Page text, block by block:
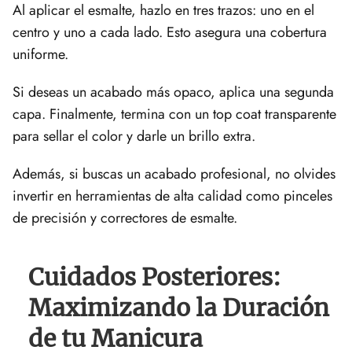
Al aplicar el esmalte, hazlo en tres trazos: uno en el
centro y uno a cada lado. Esto asegura una cobertura
uniforme.
Si deseas un acabado más opaco, aplica una segunda
capa. Finalmente, termina con un top coat transparente
para sellar el color y darle un brillo extra.
Además, si buscas un acabado profesional, no olvides
invertir en herramientas de alta calidad como pinceles
de precisión y correctores de esmalte.
Cuidados Posteriores:
Maximizando la Duración
de tu Manicura